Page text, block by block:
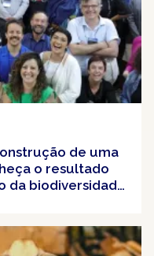
de uma
o resultado
da biodiversidade